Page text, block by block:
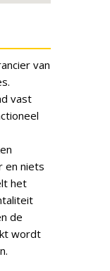
van
vast
en niets
het
de
wordt